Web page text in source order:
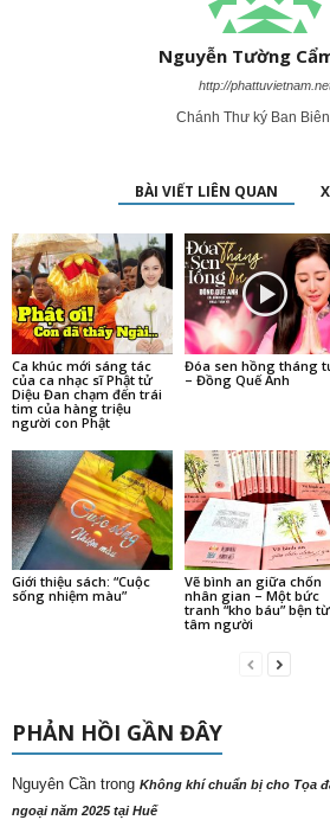
Nguyễn Tường
http://
Chánh Thư ký Ban
BÀI VIẾT LIÊN QUAN
Ca khúc mới sáng tác
của ca nhạc sĩ Phật tử
Diệu Đan chạm đến trái
tim của hàng triệu
người con Phật
Đóa sen hồng tháng
– Đồng Quế Anh
Giới thiệu sách: “Cuộc
sống nhiệm màu”
Vẽ bình an giữa chốn
nhân gian – Một bức
tranh “kho báu” bện từ
tâm người
PHẢN HỒI GẦN ĐÂY
Nguyên Cần trong Không khí chuẩn bị cho Tọa
ngoại năm 2025 tại Huế